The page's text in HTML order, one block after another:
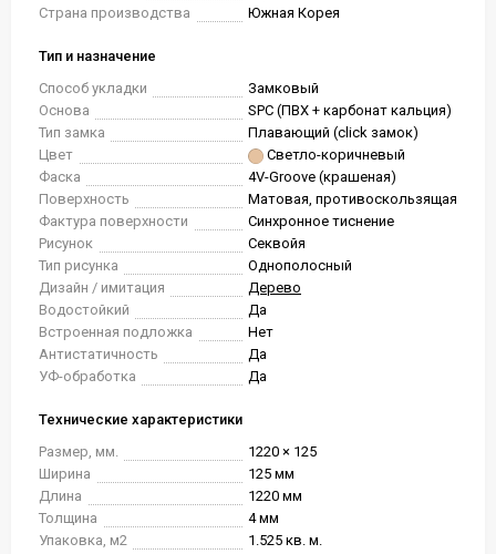
Страна производства
Южная Корея
Тип и назначение
Способ укладки
Замковый
Основа
SPC (ПВХ + карбонат кальция)
Тип замка
Плавающий (click замок)
Цвет
Светло-коричневый
Фаска
4V-Groove (крашеная)
Поверхность
Матовая, противоскользящая
Фактура поверхности
Синхронное тиснение
Рисунок
Секвойя
Тип рисунка
Однополосный
Дизайн / имитация
Дерево
Водостойкий
Да
Встроенная подложка
Нет
Антистатичность
Да
УФ-обработка
Да
Технические характеристики
Размер, мм.
1220 × 125
Ширина
125 мм
Длина
1220 мм
Толщина
4 мм
Упаковка, м2
1.525 кв. м.